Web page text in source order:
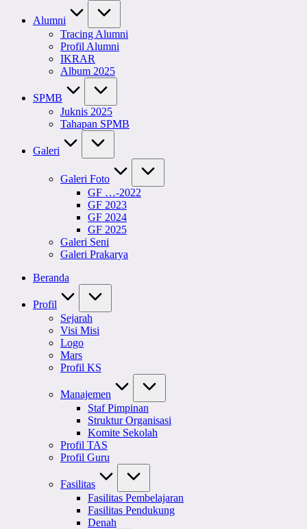
Alumni
Tracing Alumni
Profil Alumni
IKRAR
Album 2025
SPMB
Juknis 2025
Tahapan SPMB
Galeri
Galeri Foto
GF …-2022
GF 2023
GF 2024
GF 2025
Galeri Seni
Galeri Prakarya
Beranda
Profil
Sejarah
Visi Misi
Logo
Mars
Profil KS
Manajemen
Staf Pimpinan
Struktur Organisasi
Komite Sekolah
Profil TAS
Profil Guru
Fasilitas
Fasilitas Pembelajaran
Fasilitas Pendukung
Denah